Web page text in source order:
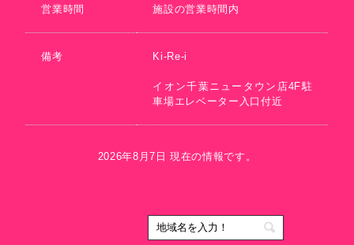
営業時間 施設の営業時間内
備考 Ki-Re-i
イオン千葉ニュータウン店4F駐
車場エレベーター入口付近
2026年8月7日 現在の情報です。